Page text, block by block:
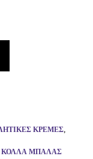
ΚΡΈΜΕΣ,
ΚΌΛΛΑ ΜΠΆΛΑΣ